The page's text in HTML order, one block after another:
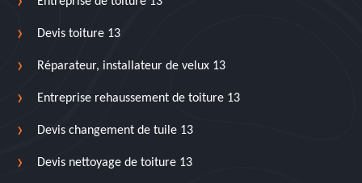
Devis toiture 13
Réparateur, installateur de velux 13
Entreprise rehaussement de toiture 13
Devis changement de tuile 13
Devis nettoyage de toiture 13